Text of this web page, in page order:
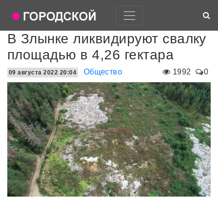
В Злынке ликвидируют свалку
площадью в 4,26 гектара
1992 0
09 августа 2022 20:04 Общество